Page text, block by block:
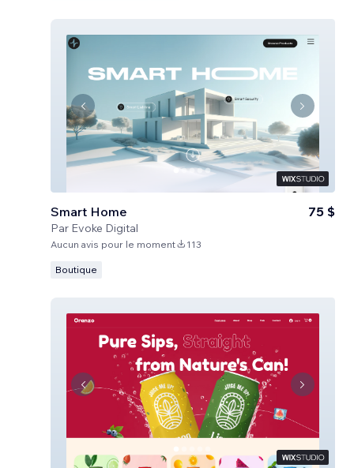
Smart Home
Par Evoke Digital
75 $
Aucun avis pour le moment 113
Boutique